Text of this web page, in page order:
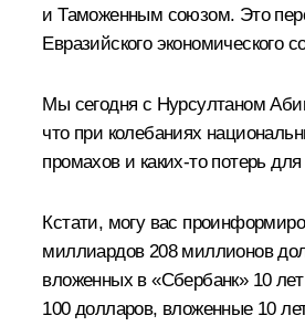
и Таможенным союзом. Это
Евразийского экономического
Мы сегодня с Нурсултаном
что при колебаниях
промахов и каких‑то потерь
Кстати, могу вас
миллиардов 208 миллионов
вложенных в «Сбербанк» 10
100 долларов, вложенные 10